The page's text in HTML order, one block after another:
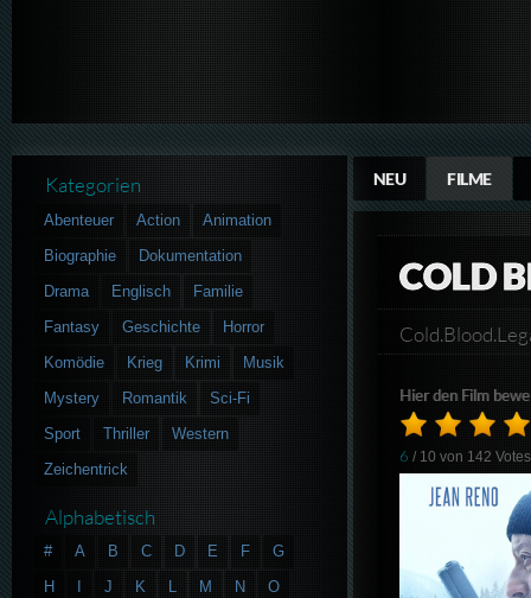
NEU FILME
COLD
Hier den Film
6 / 10 von 142 Votes
Kategorien
Abenteuer Action
Animation
Biographie
Dokumentation
Drama
Englisch
Familie
Fantasy
Geschichte
Horror
Komödie
Krieg Krimi
Musik
Mystery
Romantik
Sci-Fi
Sport
Thriller
Western
Zeichentrick
Alphabetisch
# A B C D E F
G
H
J K L M N
O